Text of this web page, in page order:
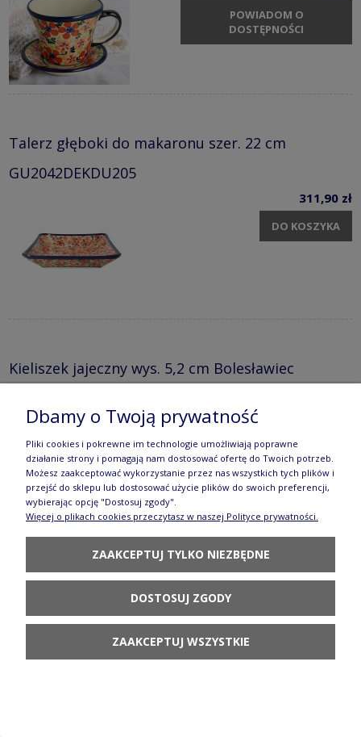
POWIADOM O
DOSTĘPNOŚCI
Talerz głęboki do makaronu szer. 22 cm
GU2042DEKDU205
311,90 zł
DO KOSZYKA
Kieliszek jajeczny wys. 5,2 cm Bolesławiec
POWIADOM O
DOSTĘPNOŚCI
Bulionówka z pokrywką V 0,45 L
GU1008DEKDU205 Ceramika Bolesławiec
POWIADOM O
Dbamy o Twoją prywatność
Pliki cookies i pokrewne im technologie umożliwiają poprawne
działanie strony i pomagają nam dostosować ofertę do Twoich potrzeb.
Możesz zaakceptować wykorzystanie przez nas wszystkich tych plików i
przejść do sklepu lub dostosować użycie plików do swoich preferencji,
wybierając opcję "Dostosuj zgody".
Więcej o plikach cookies przeczytasz w naszej Polityce prywatności.
ZAAKCEPTUJ TYLKO NIEZBĘDNE
DOSTOSUJ ZGODY
ZAAKCEPTUJ WSZYSTKIE